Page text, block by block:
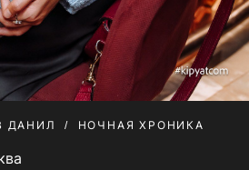
ДАНИЛ НОЧНАЯ ХРОНИКА